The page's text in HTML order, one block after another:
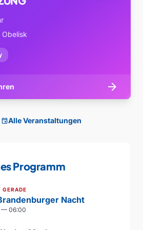
arrow_forward
eventAlle Veranstaltungen
Programm
GERADE
Nacht
— 06:00